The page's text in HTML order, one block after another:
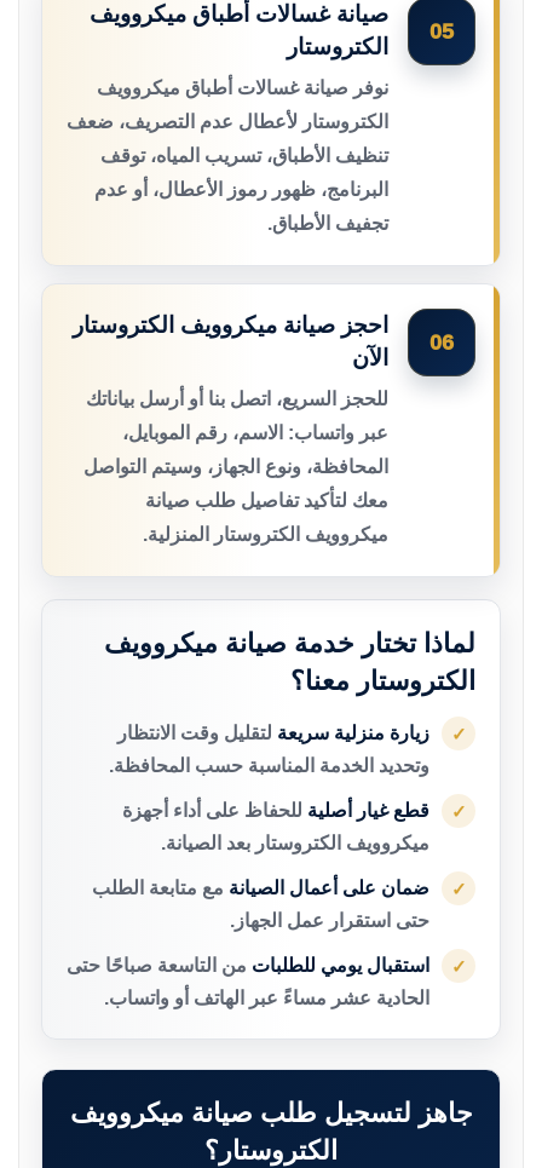
05
صيانة غسالات أطباق ميكروويف
الكتروستار
نوفر صيانة غسالات أطباق ميكروويف
الكتروستار لأعطال عدم التصريف، ضعف
تنظيف الأطباق، تسريب المياه، توقف
البرنامج، ظهور رموز الأعطال، أو عدم
تجفيف الأطباق.
06
احجز صيانة ميكروويف الكتروستار
الآن
للحجز السريع، اتصل بنا أو أرسل بياناتك
عبر واتساب: الاسم، رقم الموبايل،
المحافظة، ونوع الجهاز، وسيتم التواصل
معك لتأكيد تفاصيل طلب صيانة
ميكروويف الكتروستار المنزلية.
لماذا تختار خدمة صيانة ميكروويف
الكتروستار معنا؟
✓ زيارة منزلية سريعة لتقليل وقت الانتظار
وتحديد الخدمة المناسبة حسب المحافظة.
✓ قطع غيار أصلية للحفاظ على أداء أجهزة
ميكروويف الكتروستار بعد الصيانة.
✓ ضمان على أعمال الصيانة مع متابعة الطلب
حتى استقرار عمل الجهاز.
✓ استقبال يومي للطلبات من التاسعة صباحًا حتى
الحادية عشر مساءً عبر الهاتف أو واتساب.
جاهز لتسجيل طلب صيانة ميكروويف
الكتروستار؟